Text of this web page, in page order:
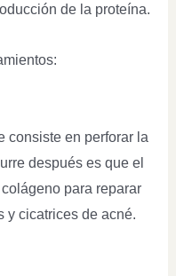
de la proteína.
consiste en perforar la
después es que el
para reparar
y cicatrices de acné.